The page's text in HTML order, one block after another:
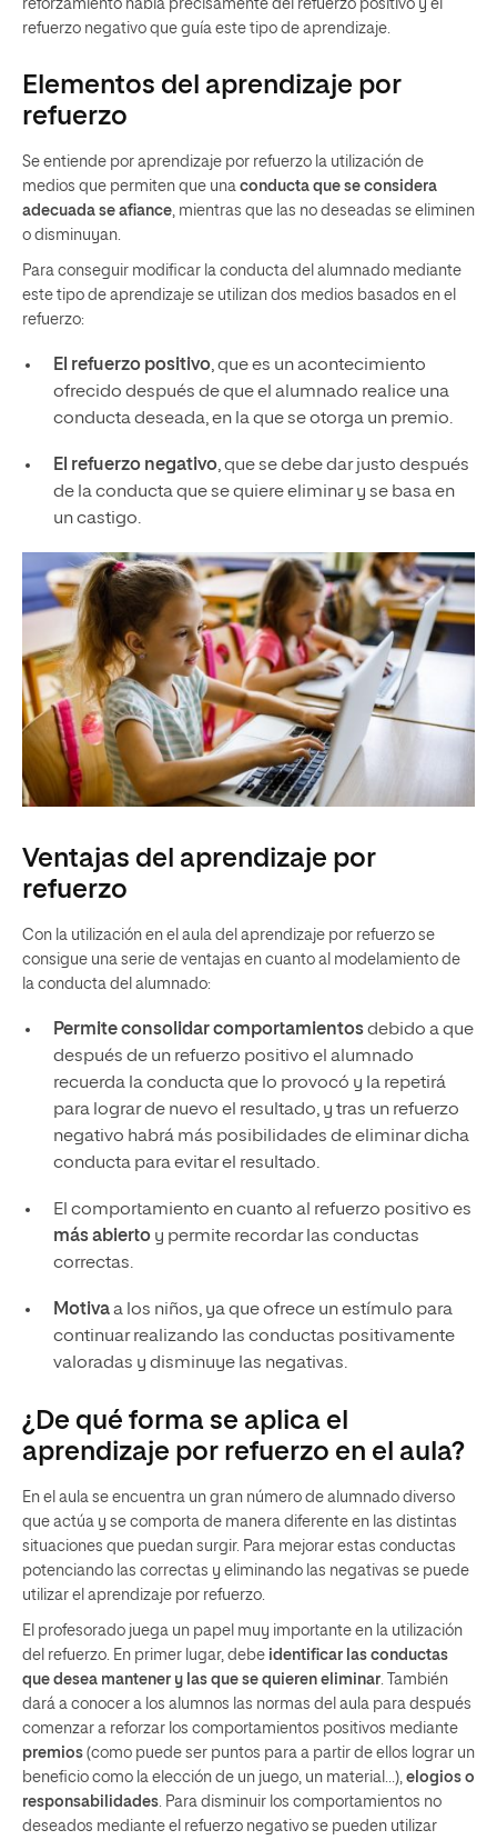
reforzamiento habla precisamente del refuerzo positivo y el
refuerzo negativo que guía este tipo de aprendizaje.
Elementos del aprendizaje por
refuerzo
Se entiende por aprendizaje por refuerzo la utilización de
medios que permiten que una conducta que se considera
adecuada se afiance , mientras que las no deseadas se eliminen
o disminuyan.
Para conseguir modificar la conducta del alumnado mediante
este tipo de aprendizaje se utilizan dos medios basados en el
refuerzo:
El refuerzo positivo, que es un acontecimiento
ofrecido después de que el alumnado realice una
conducta deseada, en la que se otorga un premio.
El refuerzo negativo, que se debe dar justo después
de la conducta que se quiere eliminar y se basa en
un castigo.
Ventajas del aprendizaje por
refuerzo
Con la utilización en el aula del aprendizaje por refuerzo se
consigue una serie de ventajas en cuanto al modelamiento de
la conducta del alumnado:
Permite consolidar comportamientosdebido a que
después de un refuerzo positivo el alumnado
recuerda la conducta que lo provocó y la repetirá
para lograr de nuevo el resultado, y tras un refuerzo
negativo habrá más posibilidades de eliminar dicha
conducta para evitar el resultado.
El comportamiento en cuanto al refuerzo positivo es
más abierto y permite recordar las conductas
correctas.
Motivaa los niños, ya que ofrece un estímulo para
continuar realizando las conductas positivamente
valoradas y disminuye las negativas.
¿De qué forma se aplica el
aprendizaje por refuerzo en el aula?
En el aula se encuentra un gran número de alumnado diverso
que actúa y se comporta de manera diferente en las distintas
situaciones que puedan surgir. Para mejorar estas conductas
potenciando las correctas y eliminando las negativas se puede
utilizar el aprendizaje por refuerzo.
El profesorado juega un papel muy importante en la utilización
del refuerzo. En primer lugar, debe identificar las conductas
que desea mantener y las que se quieren eliminar. También
dará a conocer a los alumnos las normas del aula para después
comenzar a reforzar los comportamientos positivos mediante
premios (como puede ser puntos para a partir de ellos lograr un
beneficio como la elección de un juego, un material…), elogios o
responsabilidades. Para disminuir los comportamientos no
deseados mediante el refuerzo negativo se pueden utilizar